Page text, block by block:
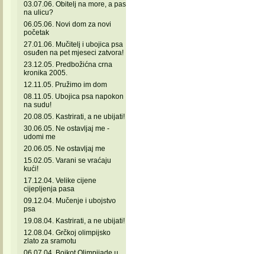
03.07.06. Obitelj na more, a pas
na ulicu?
06.05.06. Novi dom za novi
početak
27.01.06. Mučitelj i ubojica psa
osuđen na pet mjeseci zatvora!
23.12.05. Predbožićna crna
kronika 2005.
12.11.05. Pružimo im dom
08.11.05. Ubojica psa napokon
na sudu!
20.08.05. Kastrirati, a ne ubijati!
30.06.05. Ne ostavljaj me -
udomi me
20.06.05. Ne ostavljaj me
15.02.05. Varani se vraćaju
kući!
17.12.04. Velike cijene
cijepljenja pasa
09.12.04. Mučenje i ubojstvo
psa
19.08.04. Kastrirati, a ne ubijati!
12.08.04. Grčkoj olimpijsko
zlato za sramotu